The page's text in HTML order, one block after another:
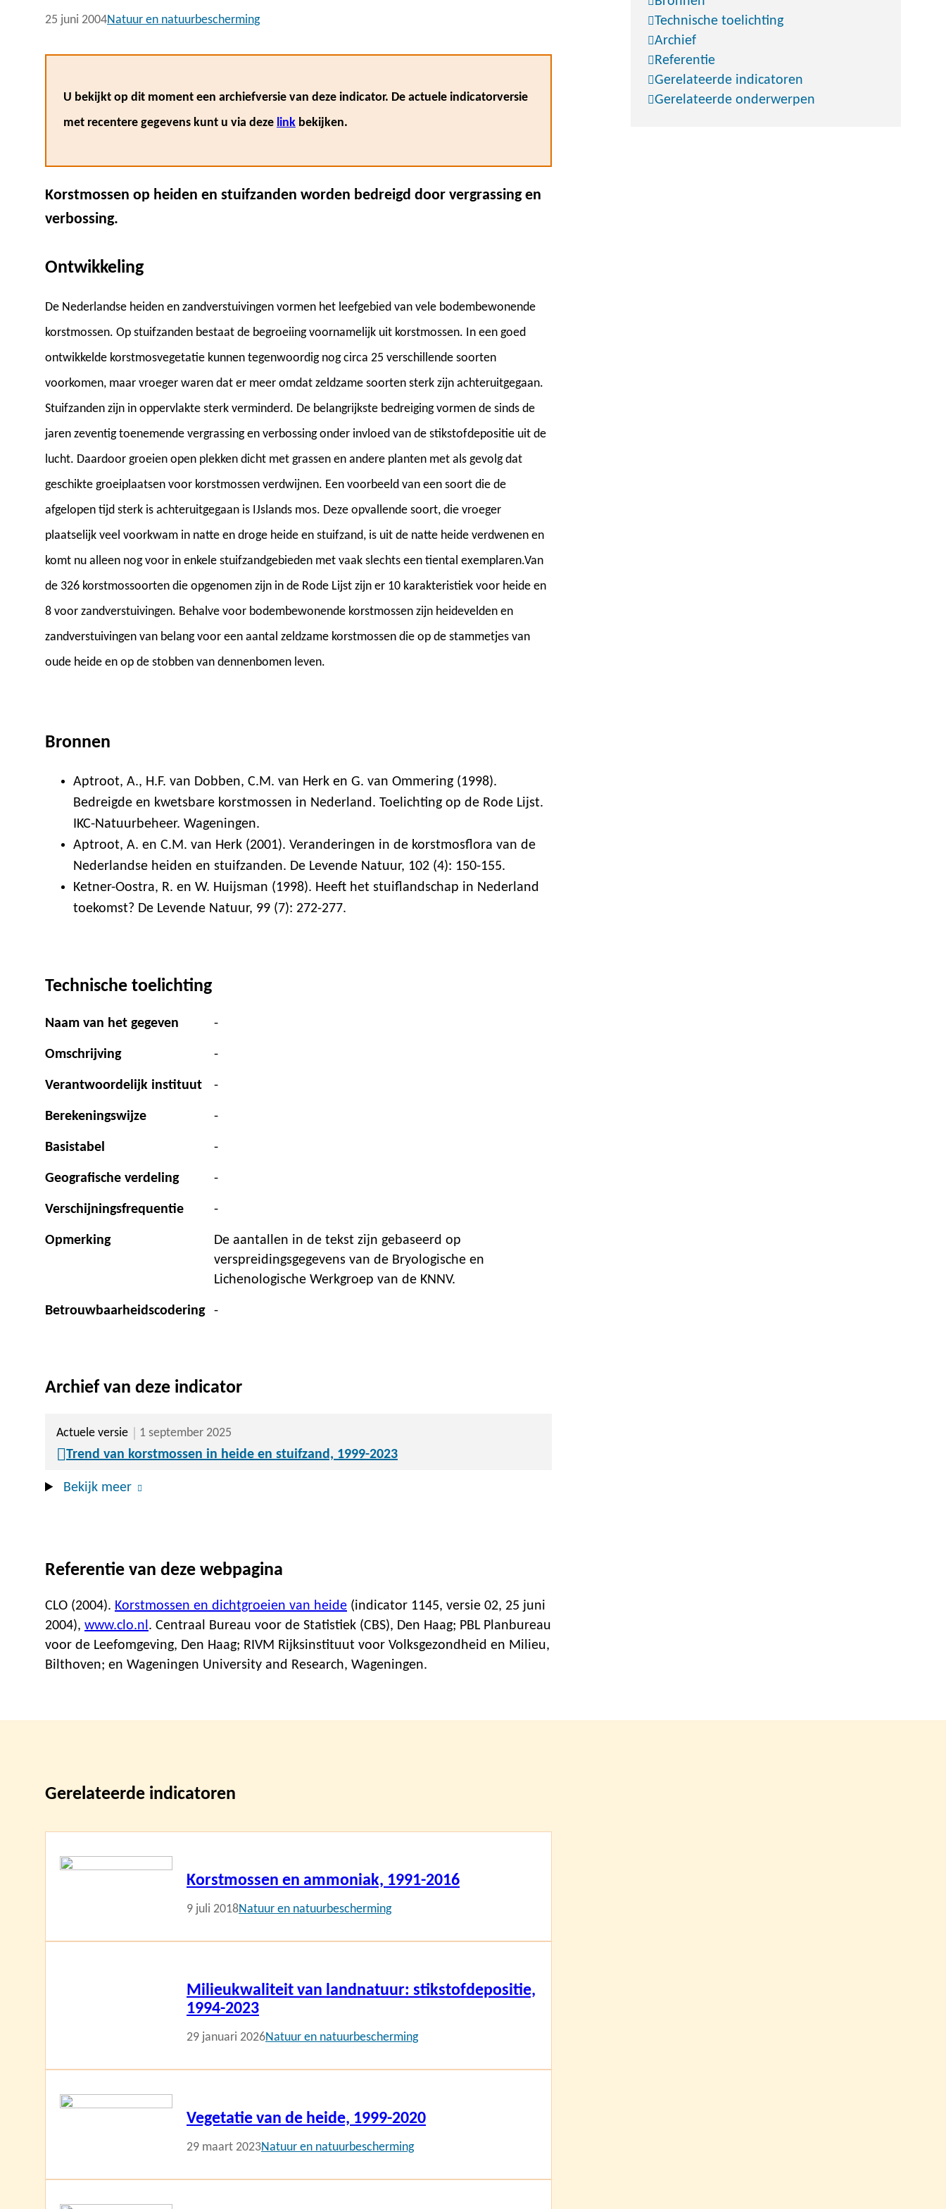
25 juni 2004Natuur en natuurbescherming
Technische toelichting
Archief
Referentie
Gerelateerde indicatoren
Gerelateerde onderwerpen
U bekijkt op dit moment een archiefversie van deze indicator. De actuele indicatorversie
met recentere gegevens kunt u via deze link bekijken.
Korstmossen op heiden en stuifzanden worden bedreigd door vergrassing en
verbossing.
Ontwikkeling
De Nederlandse heiden en zandverstuivingen vormen het leefgebied van vele bodembewonende
korstmossen. Op stuifzanden bestaat de begroeiing voornamelijk uit korstmossen. In een goed
ontwikkelde korstmosvegetatie kunnen tegenwoordig nog circa 25 verschillende soorten
voorkomen, maar vroeger waren dat er meer omdat zeldzame soorten sterk zijn achteruitgegaan.
Stuifzanden zijn in oppervlakte sterk verminderd. De belangrijkste bedreiging vormen de sinds de
jaren zeventig toenemende vergrassing en verbossing onder invloed van de stikstofdepositie uit de
lucht. Daardoor groeien open plekken dicht met grassen en andere planten met als gevolg dat
geschikte groeiplaatsen voor korstmossen verdwijnen. Een voorbeeld van een soort die de
afgelopen tijd sterk is achteruitgegaan is IJslands mos. Deze opvallende soort, die vroeger
plaatselijk veel voorkwam in natte en droge heide en stuifzand, is uit de natte heide verdwenen en
komt nu alleen nog voor in enkele stuifzandgebieden met vaak slechts een tiental exemplaren.Van
de 326 korstmossoorten die opgenomen zijn in de Rode Lijst zijn er 10 karakteristiek voor heide en
8 voor zandverstuivingen. Behalve voor bodembewonende korstmossen zijn heidevelden en
zandverstuivingen van belang voor een aantal zeldzame korstmossen die op de stammetjes van
oude heide en op de stobben van dennenbomen leven.
Bronnen
Aptroot, A., H.F. van Dobben, C.M. van Herk en G. van Ommering (1998).
Bedreigde en kwetsbare korstmossen in Nederland. Toelichting op de Rode Lijst.
IKC-Natuurbeheer. Wageningen.
Aptroot, A. en C.M. van Herk (2001). Veranderingen in de korstmosflora van de
Nederlandse heiden en stuifzanden. De Levende Natuur, 102 (4): 150-155.
Ketner-Oostra, R. en W. Huijsman (1998). Heeft het stuiflandschap in Nederland
toekomst? De Levende Natuur, 99 (7): 272-277.
Technische toelichting
Naam van het gegeven -
Omschrijving -
Verantwoordelijk instituut -
Berekeningswijze -
Basistabel -
Geografische verdeling -
Verschijningsfrequentie -
Opmerking
De aantallen in de tekst zijn gebaseerd op
verspreidingsgegevens van de Bryologische en
Lichenologische Werkgroep van de KNNV.
Betrouwbaarheidscodering -
Archief van deze indicator
Actuele versie 1 september 2025
Trend van korstmossen in heide en stuifzand, 1999-2023
Bekijk meer
Referentie van deze webpagina
CLO (2004). Korstmossen en dichtgroeien van heide (indicator 1145, versie 02, 25 juni
2004), www.clo.nl. Centraal Bureau voor de Statistiek (CBS), Den Haag; PBL Planbureau
voor de Leefomgeving, Den Haag; RIVM Rijksinstituut voor Volksgezondheid en Milieu,
Bilthoven; en Wageningen University and Research, Wageningen.
Gerelateerde indicatoren
Korstmossen en ammoniak, 1991-2016
9 juli 2018Natuur en natuurbescherming
meer
Milieukwaliteit van landnatuur: stikstofdepositie,
1994-2023
29 januari 2026Natuur en natuurbescherming
Vegetatie van de heide, 1999-2020
29 maart 2023Natuur en natuurbescherming
meer